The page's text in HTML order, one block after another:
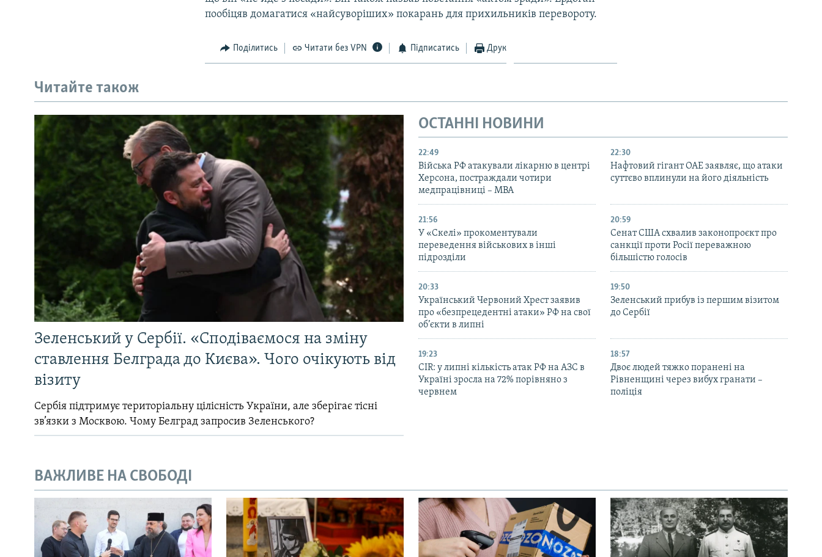
пообіцяв домагатися «найсуворіших» покарань для прихильників перевороту.
Поділитись Читати без VPN Підписатись Друк
Читайте також
Зеленський у Сербії. «Сподіваємося на зміну
ставлення Белграда до Києва». Чого очікують від
візиту
Сербія підтримує територіальну цілісність України, але зберігає тісні
зв’язки з Москвою. Чому Белград запросив Зеленського?
ОСТАННІ НОВИНИ
22:49
Війська РФ атакували лікарню в центрі
Херсона, постраждали чотири
медпрацівниці – МВА
22:30
Нафтовий гігант ОАЕ заявляє, що атаки
суттєво вплинули на його діяльність
21:56
У «Скелі» прокоментували
переведення військових в інші
підрозділи
20:59
Cенат США схвалив законопроєкт про
санкції проти Росії переважною
більшістю голосів
20:33
Український Червоний Хрест заявив
про «безпрецедентні атаки» РФ на свої
об’єкти в липні
19:50
Зеленський прибув із першим візитом
до Сербії
19:23
CIR: у липні кількість атак РФ на АЗС в
Україні зросла на 72% порівняно з
червнем
18:57
Двоє людей тяжко поранені на
Рівненщині через вибух гранати –
поліція
ВАЖЛИВЕ НА СВОБОДІ